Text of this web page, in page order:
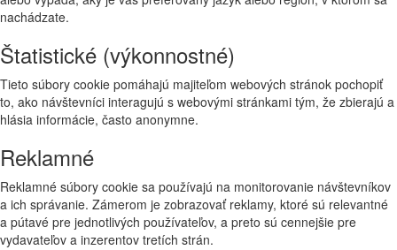
nachádzate.
Štatistické (výkonnostné)
Tieto súbory cookie pomáhajú majiteľom webových stránok pochopiť
to, ako návštevníci interagujú s webovými stránkami tým, že zbierajú a
hlásia informácie, často anonymne.
Reklamné
Reklamné súbory cookie sa používajú na monitorovanie návštevníkov
a ich správanie. Zámerom je zobrazovať reklamy, ktoré sú relevantné
a pútavé pre jednotlivých používateľov, a preto sú cennejšie pre
vydavateľov a inzerentov tretích strán.